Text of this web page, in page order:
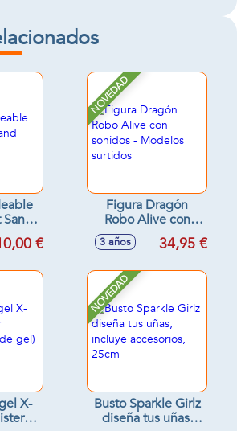
Sand
€
NOVEDAD
Figura Dragón
Robo Alive con
sonidos - Modelos
surtidos
3 años 34,95 €
X-
NOVEDAD
Busto Sparkle Girlz
diseña tus uñas,